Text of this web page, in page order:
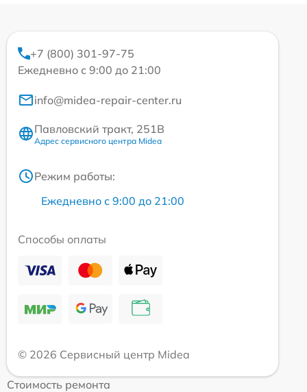
+7 (800) 301-97-75
Ежедневно с 9:00 до 21:00
info@midea-repair-center.ru
Павловский тракт, 251В
Адрес сервисного центра Midea
Режим работы:
Ежедневно с 9:00 до 21:00
Способы оплаты
© 2026 Сервисный центр Midea
Стоимость ремонта